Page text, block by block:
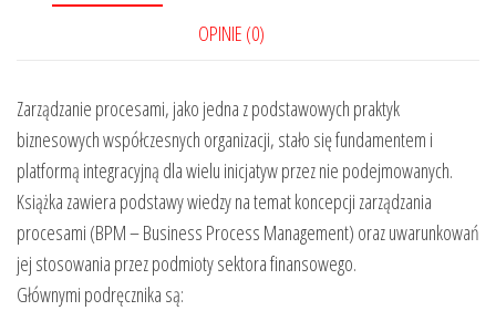
OPINIE (0)
Zarządzanie procesami, jako jedna z podstawowych praktyk
biznesowych współczesnych organizacji, stało się fundamentem i
platformą integracyjną dla wielu inicjatyw przez nie podejmowanych.
Książka zawiera podstawy wiedzy na temat koncepcji zarządzania
procesami (BPM – Business Process Management) oraz uwarunkowań
jej stosowania przez podmioty sektora finansowego.
Głównymi podręcznika są: